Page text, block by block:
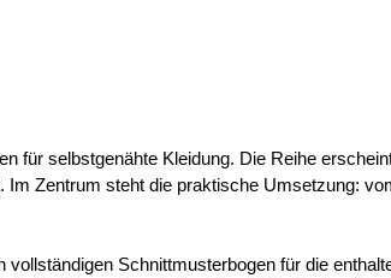
für selbstgenähte Kleidung. Die Reihe
Zentrum steht die praktische Umsetzung:
Schnittmusterbogen für die